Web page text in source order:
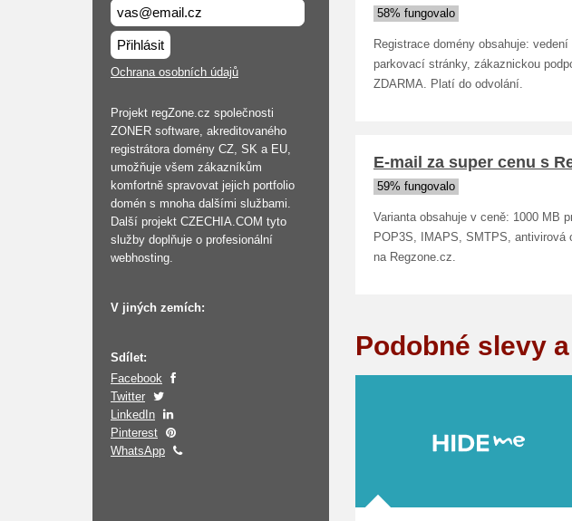
Přihlásit
Ochrana osobních údajů
Projekt regZone.cz společnosti
ZONER software, akreditovaného
registrátora domény CZ, SK a EU,
umožňuje všem zákazníkům
komfortně spravovat jejich portfolio
domén s mnoha dalšími službami.
Další projekt CZECHIA.COM tyto
služby doplňuje o profesionální
webhosting.
V jiných zemích:
Sdílet:
Facebook
Twitter
LinkedIn
Pinterest
WhatsApp
58% fungovalo
Registrace domény obsahuje:
parkovací stránky, zákaznickou
ZDARMA. Platí do odvolání.
E-mail za super cenu s
59% fungovalo
Varianta obsahuje v ceně: 1000 MB
POP3S, IMAPS, SMTPS, antivirová
na Regzone.cz.
Podobné slevy